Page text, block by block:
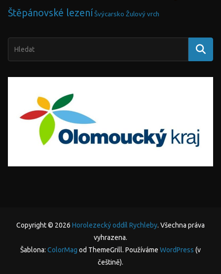
Štěpánovské lezení Švýcarsko Žulový vrch
Copyright © 2026 Horolezecký oddíl Rychleby. Všechna práva
vyhrazena.
Šablona: ColorMag od ThemeGrill. Používáme WordPress (v
češtině).